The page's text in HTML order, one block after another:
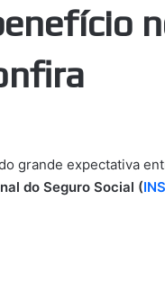
grande expectativa
do Seguro Social (